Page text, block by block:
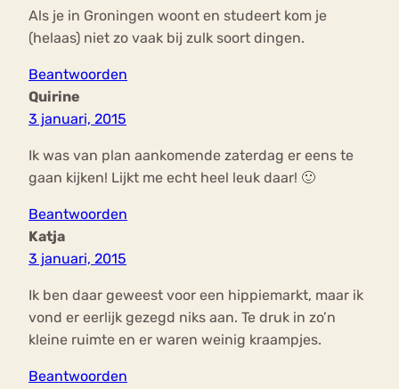
Als je in Groningen woont en studeert kom je
(helaas) niet zo vaak bij zulk soort dingen.
Beantwoorden
Quirine
3 januari, 2015
Ik was van plan aankomende zaterdag er eens te
gaan kijken! Lijkt me echt heel leuk daar! 🙂
Beantwoorden
Katja
3 januari, 2015
Ik ben daar geweest voor een hippiemarkt, maar ik
vond er eerlijk gezegd niks aan. Te druk in zo’n
kleine ruimte en er waren weinig kraampjes.
Beantwoorden